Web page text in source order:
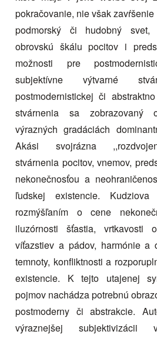
pokračovanie, nie však
podmorský či hudobný
obrovskú škálu pocitov i
možnosti pre
subjektívne výtvarné
postmodernistickej či
stvárnenia sa zobrazovaný
výrazných gradáciách
Akási svojrázna
stvárnenia pocitov, vnemov,
nekonečnosťou a
ľudskej existencie.
rozmýšľaním o cene
iluzórnosti šťastia, vrtkavosti
víťazstiev a pádov, harmónie a
temnoty, konfliktnosti a
existencie. K tejto utajenej
pojmov nachádza potrebnú
postmoderny či abstrakcie.
výraznejšej